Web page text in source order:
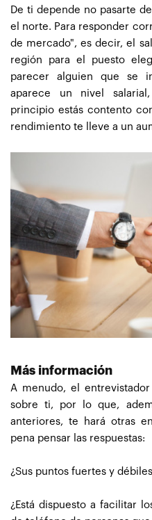
De ti depende no pasarte
el norte. Para responder
de mercado", es decir, el
región para el puesto
parecer alguien que se
aparece un nivel
principio estás contento
rendimiento te lleve a un
Más información
A menudo, el
sobre ti, por lo que,
anteriores, te hará otras
pena pensar las respuestas:
¿Sus puntos fuertes y
¿Está dispuesto a facilitar